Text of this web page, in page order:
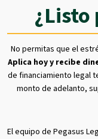
¿Listo
No permitas que el
Aplica hoy y recibe
de financiamiento legal
monto de adelanto,
El equipo de Pegasus